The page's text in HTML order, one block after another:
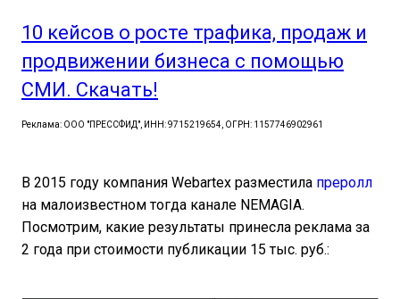
10 кейсов о росте трафика, продаж и
продвижении бизнеса с помощью
СМИ. Скачать!
Реклама: ООО "ПРЕССФИД", ИНН: 9715219654, ОГРН: 1157746902961
В 2015 году компания Webartex разместила преролл
на малоизвестном тогда канале NEMAGIA.
Посмотрим, какие результаты принесла реклама за
2 года при стоимости публикации 15 тыс. руб.: